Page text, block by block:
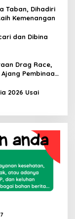
Taban, Dihadiri
Kemenangan
dan Dibina
Drag Race,
Pembinaan
2026 Usai